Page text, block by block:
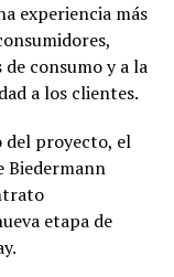
experiencia más
consumo y a la
a los clientes.
del proyecto, el
Biedermann
etapa de